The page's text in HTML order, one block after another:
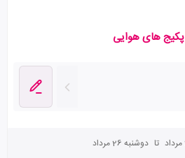
پکیج های هوایی
تا دوشنبه 26 مرداد